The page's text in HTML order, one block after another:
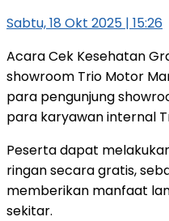
Sabtu, 18 Okt 2025 | 15:26
Acara Cek Kesehatan
showroom Trio Motor
para pengunjung
para karyawan internal
Peserta dapat
ringan secara gratis,
memberikan manfaat
sekitar.